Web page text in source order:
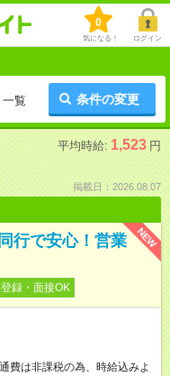
0
気になる！ ログイン
覧 条件の変更
平均時給: 1,523 円
掲載日：2026.08.07
NEW
行で安心！営業
録・面接OK
は非課税の為、時給込みよ